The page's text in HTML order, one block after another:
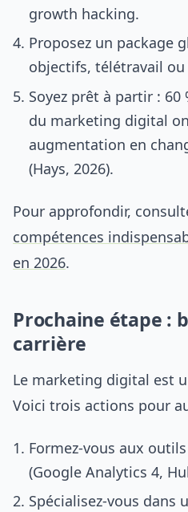
growth hacking.
Proposez un package
objectifs, télétravail
Soyez prêt à partir :
du marketing digital
augmentation en
(Hays, 2026).
Pour approfondir,
compétences
en 2026.
Prochaine étape :
carrière
Le marketing digital est
Voici trois actions pour
Formez-vous aux
(Google Analytics 4,
Spécialisez-vous dans